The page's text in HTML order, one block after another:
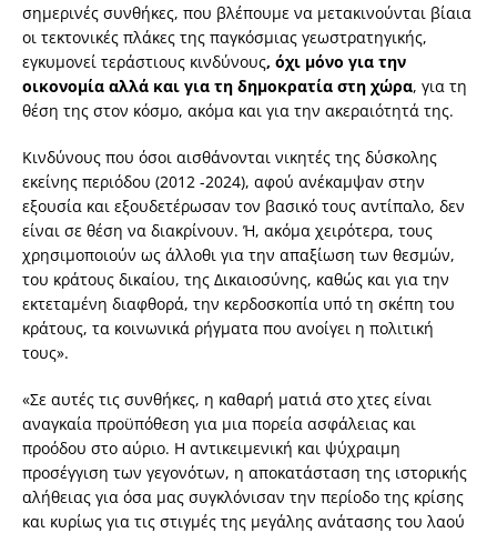
σημερινές συνθήκες, που βλέπουμε να μετακινούνται βίαια
οι τεκτονικές πλάκες της παγκόσμιας γεωστρατηγικής,
εγκυμονεί τεράστιους κινδύνους, όχι μόνο για την
οικονομία αλλά και για τη δημοκρατία στη χώρα, για τη
θέση της στον κόσμο, ακόμα και για την ακεραιότητά της.
Κινδύνους που όσοι αισθάνονται νικητές της δύσκολης
εκείνης περιόδου (2012 -2024), αφού ανέκαμψαν στην
εξουσία και εξουδετέρωσαν τον βασικό τους αντίπαλο, δεν
είναι σε θέση να διακρίνουν. Ή, ακόμα χειρότερα, τους
χρησιμοποιούν ως άλλοθι για την απαξίωση των θεσμών,
του κράτους δικαίου, της Δικαιοσύνης, καθώς και για την
εκτεταμένη διαφθορά, την κερδοσκοπία υπό τη σκέπη του
κράτους, τα κοινωνικά ρήγματα που ανοίγει η πολιτική
τους».
«Σε αυτές τις συνθήκες, η καθαρή ματιά στο χτες είναι
αναγκαία προϋπόθεση για μια πορεία ασφάλειας και
προόδου στο αύριο. Η αντικειμενική και ψύχραιμη
προσέγγιση των γεγονότων, η αποκατάσταση της ιστορικής
αλήθειας για όσα μας συγκλόνισαν την περίοδο της κρίσης
και κυρίως για τις στιγμές της μεγάλης ανάτασης του λαού